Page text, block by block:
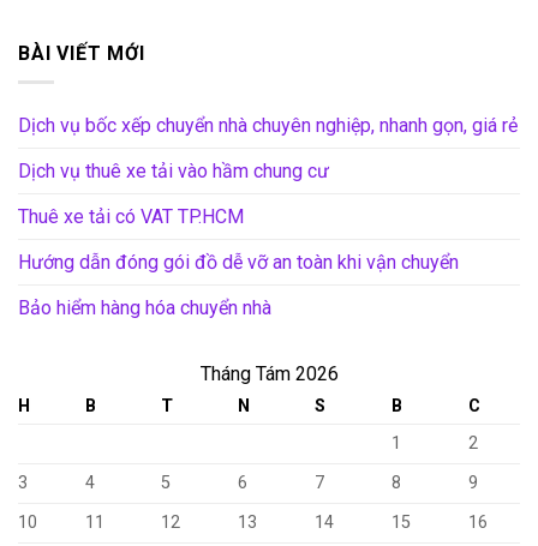
BÀI VIẾT MỚI
Dịch vụ bốc xếp chuyển nhà chuyên nghiệp, nhanh gọn, giá rẻ
Dịch vụ thuê xe tải vào hầm chung cư
Thuê xe tải có VAT TP.HCM
Hướng dẫn đóng gói đồ dễ vỡ an toàn khi vận chuyển
Bảo hiểm hàng hóa chuyển nhà
Tháng Tám 2026
H B T N S B
C
1
2
3
4 5 6 7 8
9
10
11 12 13 14 15
16